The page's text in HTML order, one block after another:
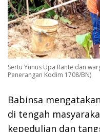
Sertu Yunus Upa Rante dan
Penerangan Kodim 1708/BN)
Babinsa
di tengah
kepedulian dan